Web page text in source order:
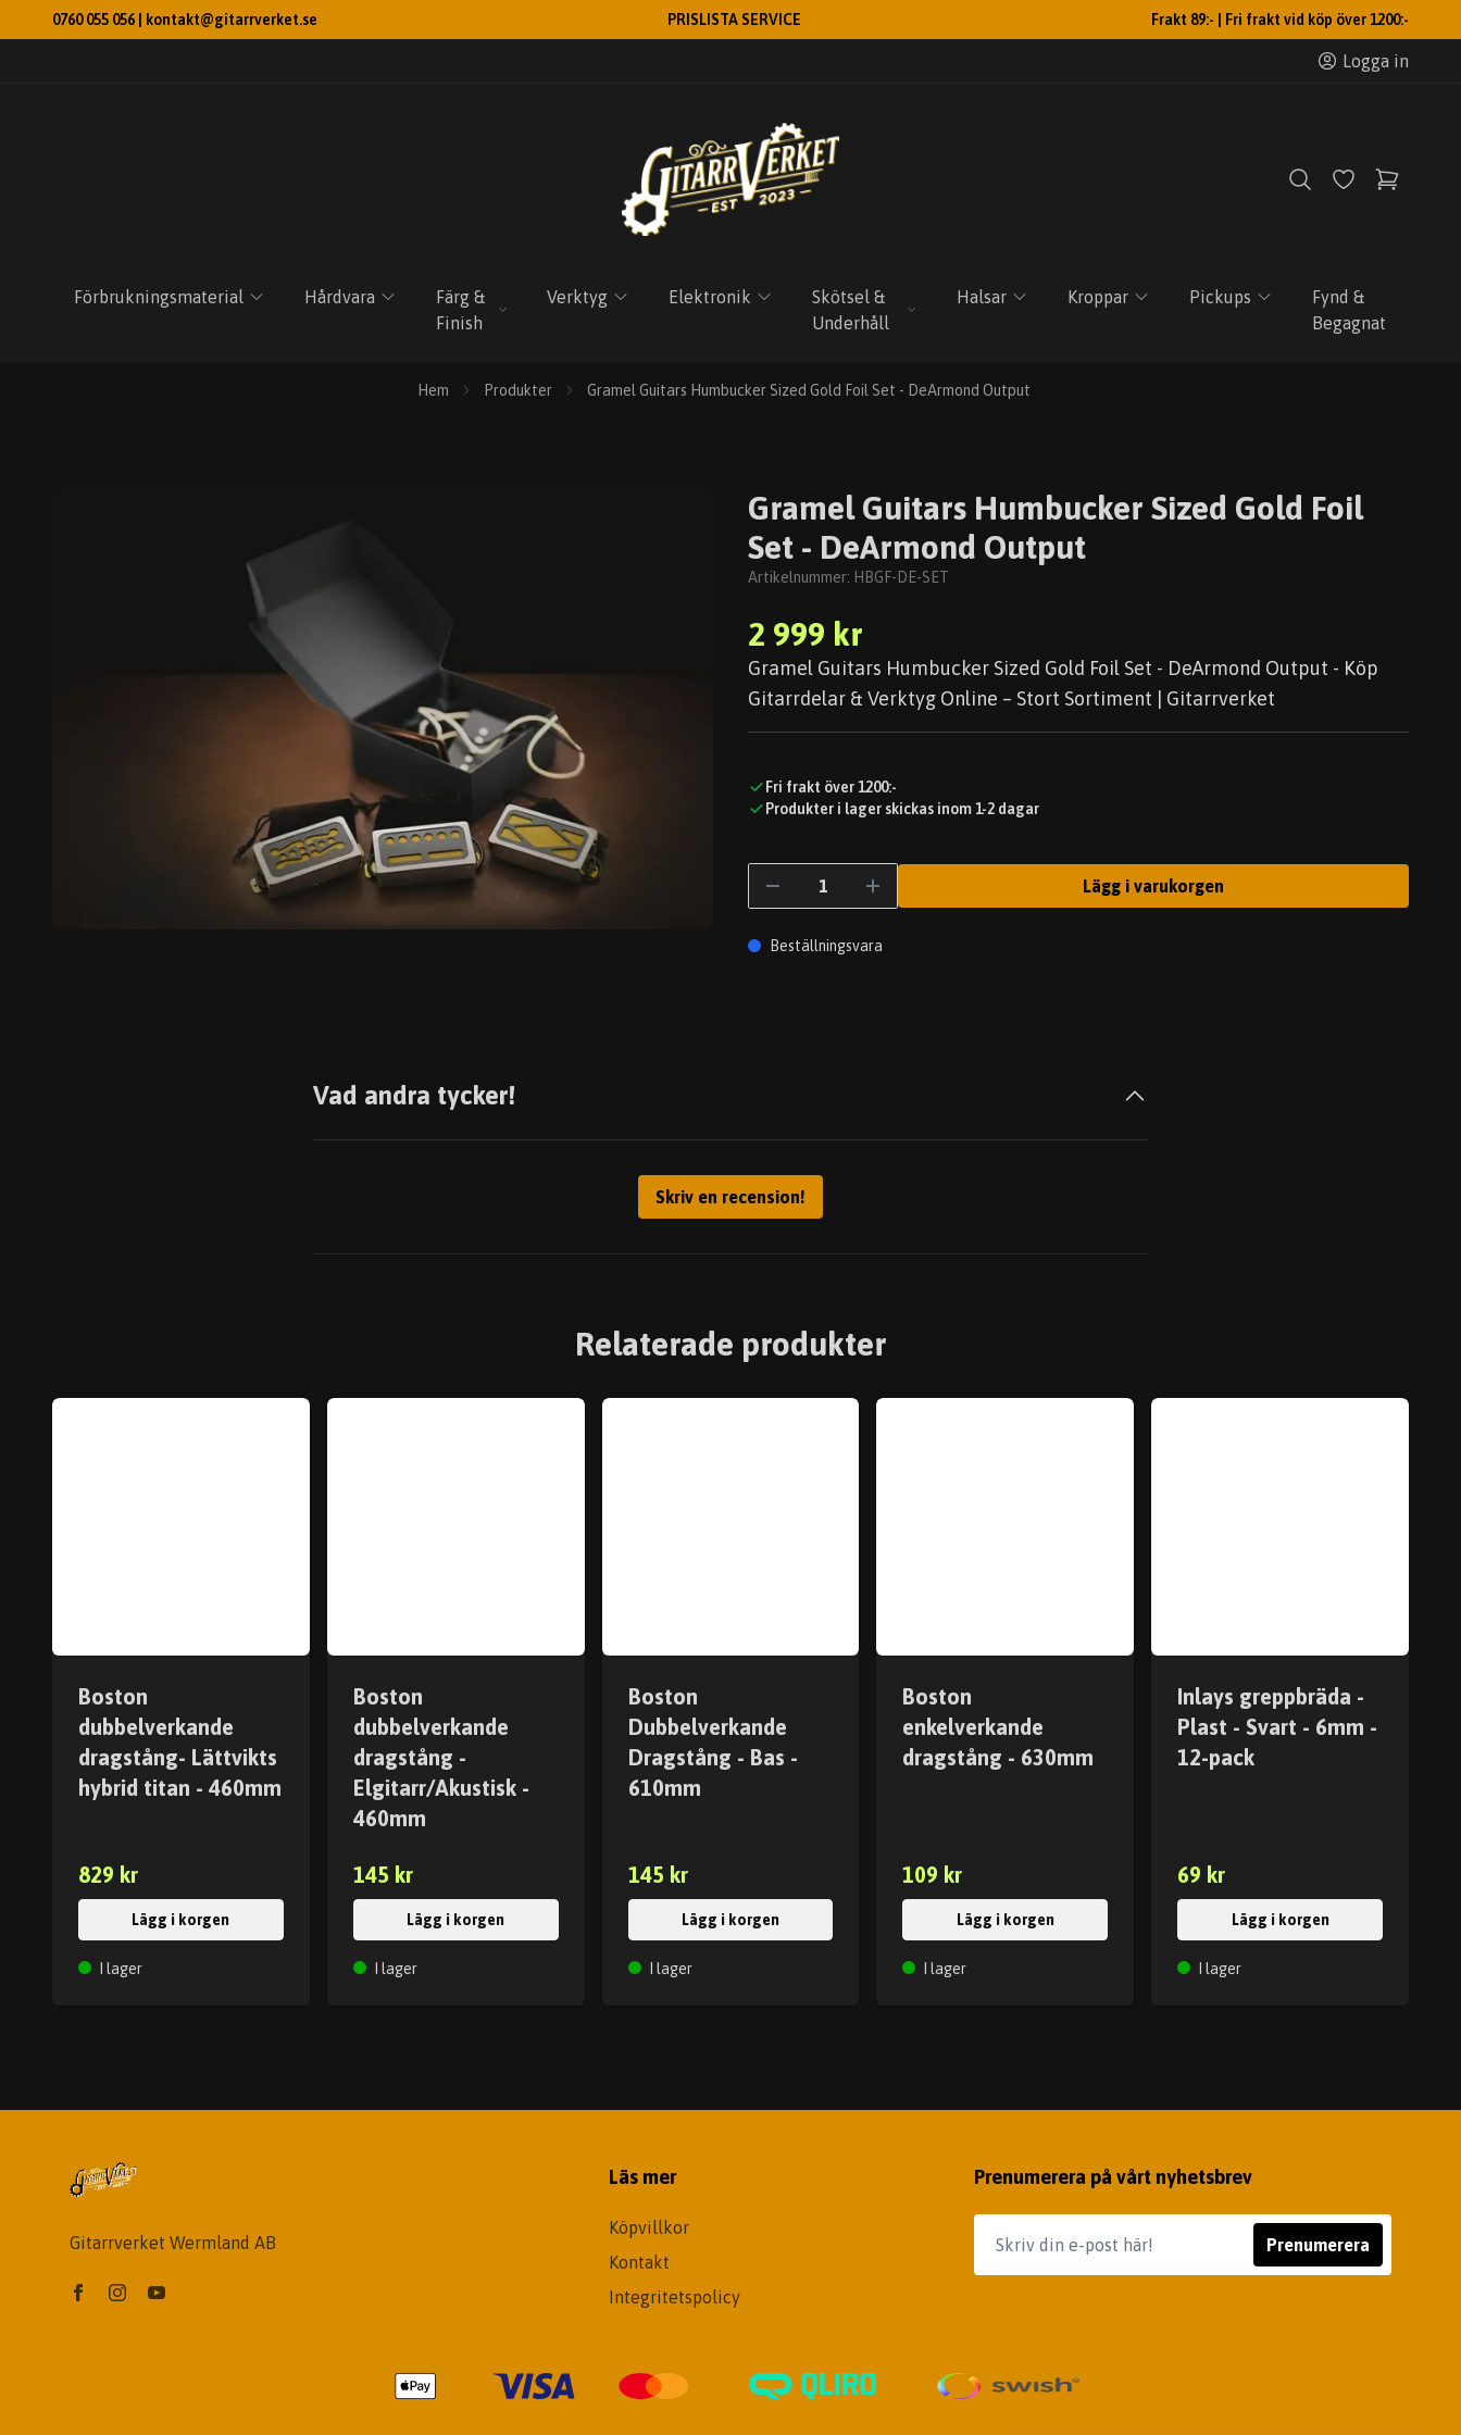
0760 055 056 | kontakt@gitarrverket.se PRISLISTA SERVICE Frakt 89:- | Fri frakt vid köp över 1200:-
Logga in
Förbrukningsmaterial Hårdvara
Färg &
Finish
Verktyg Elektronik
Skötsel &
Underhåll
Halsar Kroppar Pickups
Fynd &
Begagnat
Hem Produkter Gramel Guitars Humbucker Sized Gold Foil Set - DeArmond Output
Gramel Guitars Humbucker Sized Gold Foil
Set - DeArmond Output
Artikelnummer: HBGF-DE-SET
2 999 kr
Gramel Guitars Humbucker Sized Gold Foil Set - DeArmond Output - Köp
Gitarrdelar & Verktyg Online – Stort Sortiment | Gitarrverket
Fri frakt över 1200:-
Produkter i lager skickas inom 1-2 dagar
Lägg i varukorgen
Beställningsvara
Vad andra tycker!
Skriv en recension!
Relaterade produkter
Boston
dubbelverkande
dragstång- Lättvikts
hybrid titan - 460mm
829 kr
Lägg i korgen
I lager
Boston
dubbelverkande
dragstång -
Elgitarr/Akustisk -
460mm
145 kr
Lägg i korgen
I lager
Boston
Dubbelverkande
Dragstång - Bas -
610mm
145 kr
Lägg i korgen
I lager
Boston
enkelverkande
dragstång - 630mm
109 kr
Lägg i korgen
I lager
Inlays greppbräda -
Plast - Svart - 6mm -
12-pack
69 kr
Lägg i korgen
I lager
Gitarrverket Wermland AB
Läs mer
Köpvillkor
Kontakt
Integritetspolicy
Prenumerera på vårt nyhetsbrev
Prenumerera